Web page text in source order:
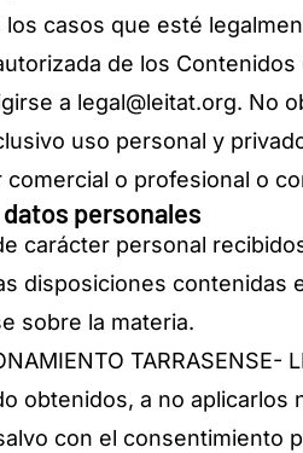
casos que esté
de los
a legal@leitat.org. No
uso personal y
comercial o profesional o
personales
carácter personal
disposiciones contenidas
sobre la materia.
obtenidos, a no
con el consentimiento